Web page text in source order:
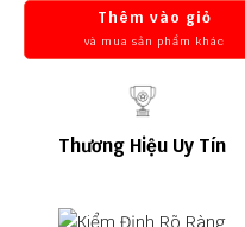
Thêm vào giỏ
và mua sản phẩm khác
Thương Hiệu Uy Tín